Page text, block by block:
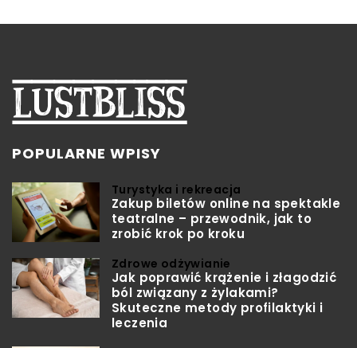
POPULARNE WPISY
Turystyka i rekreacja
Zakup biletów online na spektakle
teatralne – przewodnik, jak to
zrobić krok po kroku
Zdrowe odżywianie
Jak poprawić krążenie i złagodzić
ból związany z żylakami?
Skuteczne metody profilaktyki i
leczenia